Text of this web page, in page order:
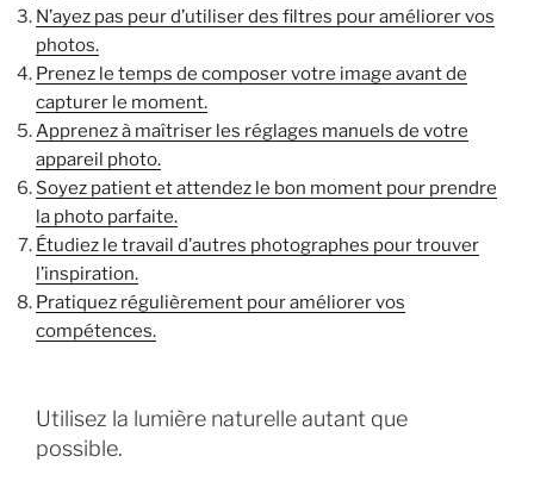
N’ayez pas peur d’utiliser des filtres pour améliorer vos
photos.
Prenez le temps de composer votre image avant de
capturer le moment.
Apprenez à maîtriser les réglages manuels de votre
appareil photo.
Soyez patient et attendez le bon moment pour prendre
la photo parfaite.
Étudiez le travail d’autres photographes pour trouver
l’inspiration.
Pratiquez régulièrement pour améliorer vos
compétences.
Utilisez la lumière naturelle autant que
possible.